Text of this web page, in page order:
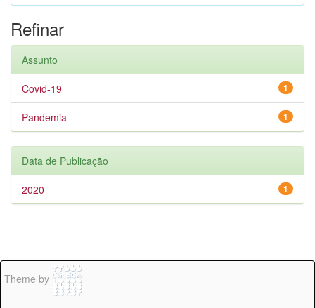
Refinar
Assunto
1
Covid-19
1
Pandemia
Data de Publicação
1
2020
Theme by